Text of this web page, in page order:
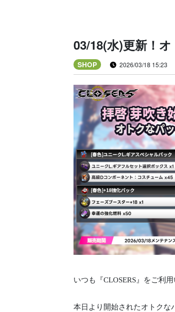
03/18(水)更新！
SHOP 2026/03/18 15:23
いつも『CLOSERS』をご利
本日より開始されたオトクな